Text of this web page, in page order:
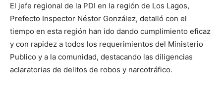
El jefe regional de la PDI en la región de Los Lagos,
Prefecto Inspector Néstor González, detalló con el
tiempo en esta región han ido dando cumplimiento eficaz
y con rapidez a todos los requerimientos del Ministerio
Publico y a la comunidad, destacando las diligencias
aclaratorias de delitos de robos y narcotráfico.